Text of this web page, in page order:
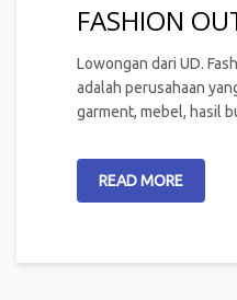
FASHION
Lowongan dari UD.
adalah perusahaan
garment, mebel, hasil
READ MORE